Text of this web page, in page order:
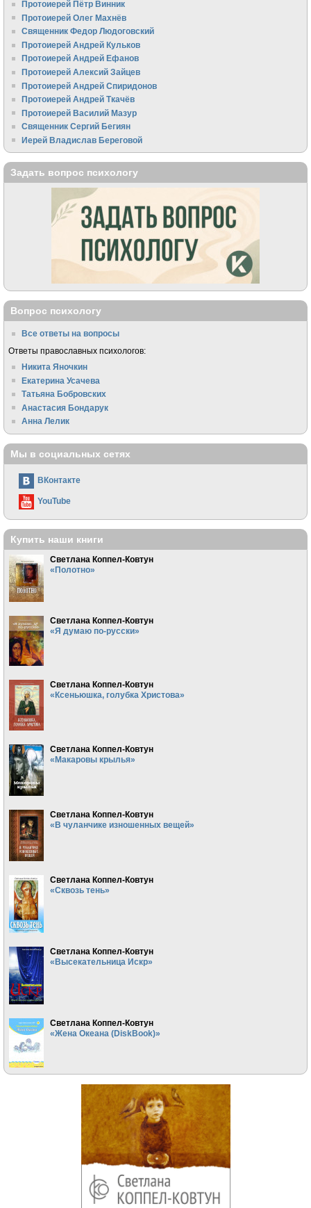
Протоиерей Пётр Винник
Протоиерей Олег Махнёв
Священник Федор Людоговский
Протоиерей Андрей Кульков
Протоиерей Андрей Ефанов
Протоиерей Алексий Зайцев
Протоиерей Андрей Спиридонов
Протоиерей Андрей Ткачёв
Протоиерей Василий Мазур
Священник Сергий Бегиян
Иерей Владислав Береговой
Задать вопрос психологу
Вопрос психологу
Все ответы на вопросы
Ответы православных психологов:
Никита Яночкин
Екатерина Усачева
Татьяна Бобровских
Анастасия Бондарук
Анна Лелик
Мы в социальных сетях
ВКонтакте
YouTube
Купить наши книги
Светлана Коппел-Ковтун
«Полотно»
Светлана Коппел-Ковтун
«Я думаю по-русски»
Светлана Коппел-Ковтун
«Ксеньюшка, голубка Христова»
Светлана Коппел-Ковтун
«Макаровы крылья»
Светлана Коппел-Ковтун
«В чуланчике изношенных вещей»
Светлана Коппел-Ковтун
«Сквозь тень»
Светлана Коппел-Ковтун
«Высекательница Искр»
Светлана Коппел-Ковтун
«Жена Океана (DiskBook)»